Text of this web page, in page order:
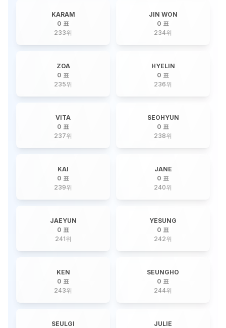
KARAM
0 표
233위
JIN WON
0 표
234위
ZOA
0 표
235위
HYELIN
0 표
236위
VITA
0 표
237위
SEOHYUN
0 표
238위
KAI
0 표
239위
JANE
0 표
240위
JAEYUN
0 표
241위
YESUNG
0 표
242위
KEN
0 표
243위
SEUNGHO
0 표
244위
SEULGI
JULIE